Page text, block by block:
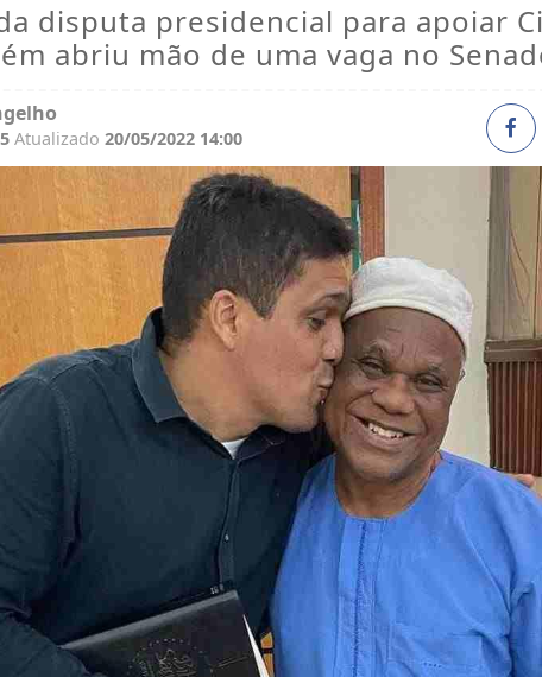
disputa presidencial para apoiar
abriu mão de uma vaga no
Atualizado 20/05/2022 14:00